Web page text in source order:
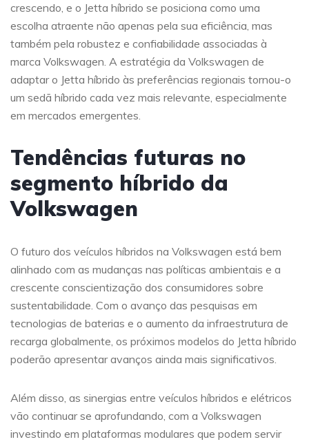
crescendo, e o Jetta híbrido se posiciona como uma
escolha atraente não apenas pela sua eficiência, mas
também pela robustez e confiabilidade associadas à
marca Volkswagen. A estratégia da Volkswagen de
adaptar o Jetta híbrido às preferências regionais tornou-o
um sedã híbrido cada vez mais relevante, especialmente
em mercados emergentes.
Tendências futuras no
segmento híbrido da
Volkswagen
O futuro dos veículos híbridos na Volkswagen está bem
alinhado com as mudanças nas políticas ambientais e a
crescente conscientização dos consumidores sobre
sustentabilidade. Com o avanço das pesquisas em
tecnologias de baterias e o aumento da infraestrutura de
recarga globalmente, os próximos modelos do Jetta híbrido
poderão apresentar avanços ainda mais significativos.
Além disso, as sinergias entre veículos híbridos e elétricos
vão continuar se aprofundando, com a Volkswagen
investindo em plataformas modulares que podem servir